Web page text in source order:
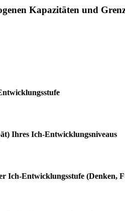
Kapazitäten und
Ihres Ich-Entwicklungsniveaus
Ich-Entwicklungsstufe (Denken,